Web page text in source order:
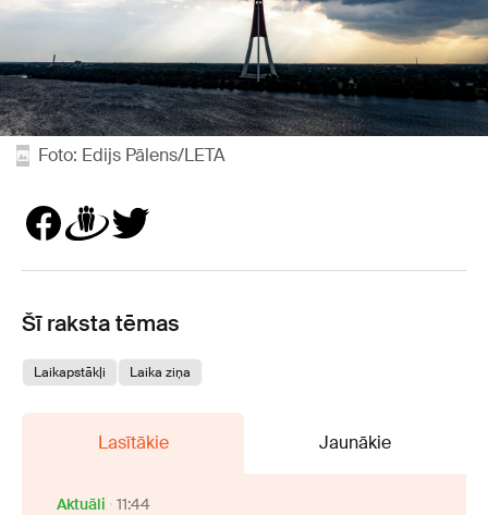
Foto: Edijs Pālens/LETA
Šī raksta tēmas
Laikapstākļi Laika ziņa
Lasītākie Jaunākie
Aktuāli 11:44